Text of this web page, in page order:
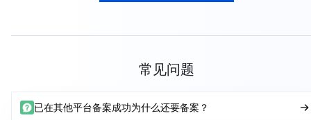
常见问题
已在其他平台备案成功为什么还要备案？